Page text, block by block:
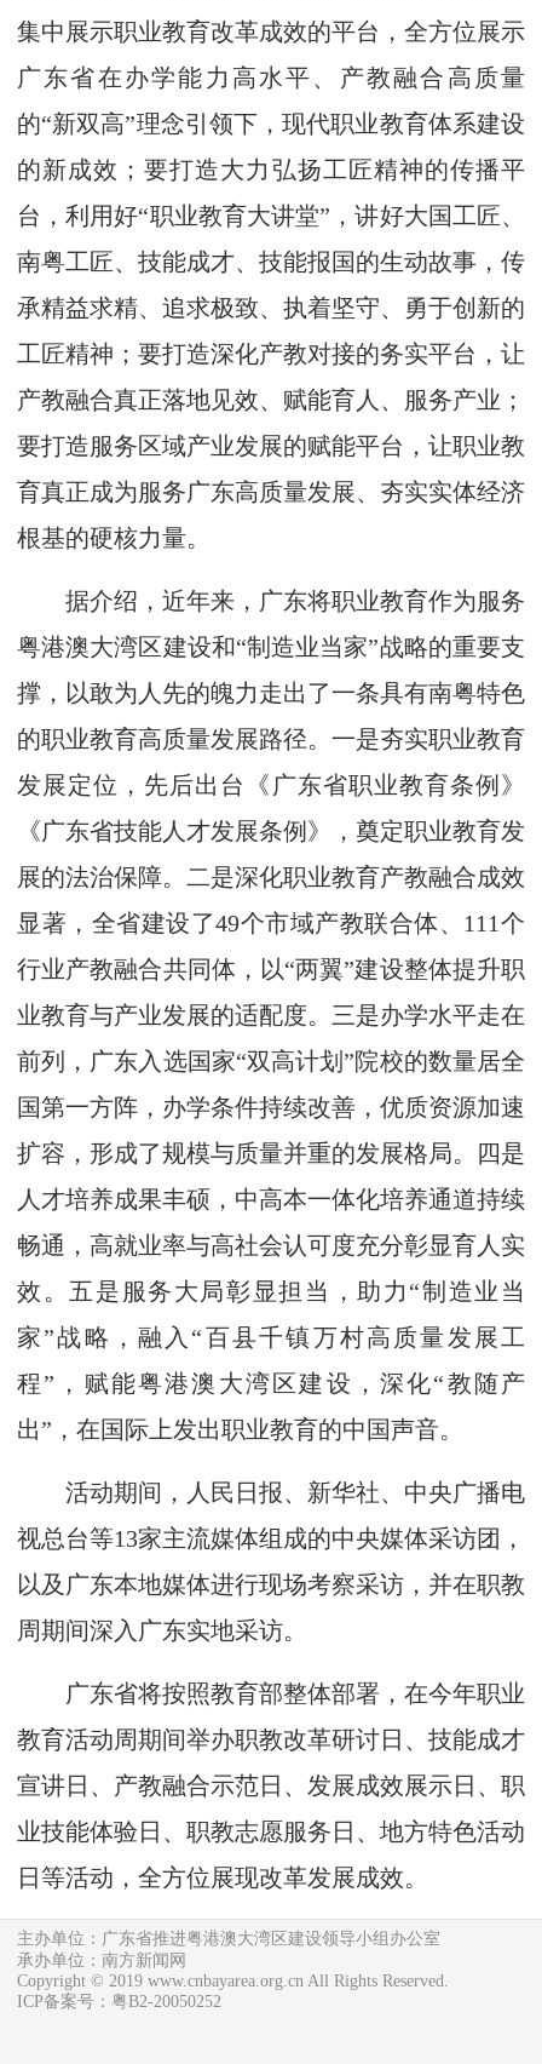
集中展示职业教育改革成效的平台，全方位展示
广东省在办学能力高水平、产教融合高质量
的“新双高”理念引领下，现代职业教育体系建设
的新成效；要打造大力弘扬工匠精神的传播平
台，利用好“职业教育大讲堂”，讲好大国工匠、
南粤工匠、技能成才、技能报国的生动故事，传
承精益求精、追求极致、执着坚守、勇于创新的
工匠精神；要打造深化产教对接的务实平台，让
产教融合真正落地见效、赋能育人、服务产业；
要打造服务区域产业发展的赋能平台，让职业教
育真正成为服务广东高质量发展、夯实实体经济
根基的硬核力量。
据介绍，近年来，广东将职业教育作为服务
粤港澳大湾区建设和“制造业当家”战略的重要支
撑，以敢为人先的魄力走出了一条具有南粤特色
的职业教育高质量发展路径。一是夯实职业教育
发展定位，先后出台《广东省职业教育条例》
《广东省技能人才发展条例》，奠定职业教育发
展的法治保障。二是深化职业教育产教融合成效
显著，全省建设了49个市域产教联合体、111个
行业产教融合共同体，以“两翼”建设整体提升职
业教育与产业发展的适配度。三是办学水平走在
前列，广东入选国家“双高计划”院校的数量居全
国第一方阵，办学条件持续改善，优质资源加速
扩容，形成了规模与质量并重的发展格局。四是
人才培养成果丰硕，中高本一体化培养通道持续
畅通，高就业率与高社会认可度充分彰显育人实
效。五是服务大局彰显担当，助力“制造业当
家”战略，融入“百县千镇万村高质量发展工
程”，赋能粤港澳大湾区建设，深化“教随产
出”，在国际上发出职业教育的中国声音。
活动期间，人民日报、新华社、中央广播电
视总台等13家主流媒体组成的中央媒体采访团，
以及广东本地媒体进行现场考察采访，并在职教
周期间深入广东实地采访。
广东省将按照教育部整体部署，在今年职业
教育活动周期间举办职教改革研讨日、技能成才
宣讲日、产教融合示范日、发展成效展示日、职
业技能体验日、职教志愿服务日、地方特色活动
日等活动，全方位展现改革发展成效。
主办单位：广东省推进粤港澳大湾区建设领导小组办公室
承办单位：南方新闻网
Copyright © 2019 www.cnbayarea.org.cn All Rights Reserved.
ICP备案号：粤B2-20050252